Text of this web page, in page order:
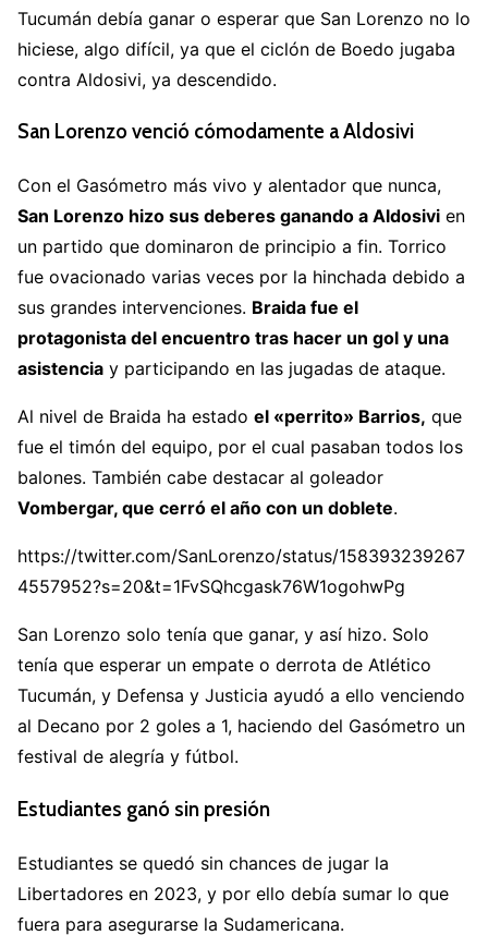
Tucumán debía ganar o esperar que San Lorenzo no lo
hiciese, algo difícil, ya que el ciclón de Boedo jugaba
contra Aldosivi, ya descendido.
San Lorenzo venció cómodamente a Aldosivi
Con el Gasómetro más vivo y alentador que nunca,
San Lorenzo hizo sus deberes ganando a Aldosivi en
un partido que dominaron de principio a fin. Torrico
fue ovacionado varias veces por la hinchada debido a
sus grandes intervenciones. Braida fue el
protagonista del encuentro tras hacer un gol y una
asistencia y participando en las jugadas de ataque.
Al nivel de Braida ha estado el «perrito» Barrios, que
fue el timón del equipo, por el cual pasaban todos los
balones. También cabe destacar al goleador
Vombergar, que cerró el año con un doblete.
https://twitter.com/SanLorenzo/status/158393239267
4557952?s=20&t=1FvSQhcgask76W1ogohwPg
San Lorenzo solo tenía que ganar, y así hizo. Solo
tenía que esperar un empate o derrota de Atlético
Tucumán, y Defensa y Justicia ayudó a ello venciendo
al Decano por 2 goles a 1, haciendo del Gasómetro un
festival de alegría y fútbol.
Estudiantes ganó sin presión
Estudiantes se quedó sin chances de jugar la
Libertadores en 2023, y por ello debía sumar lo que
fuera para asegurarse la Sudamericana.